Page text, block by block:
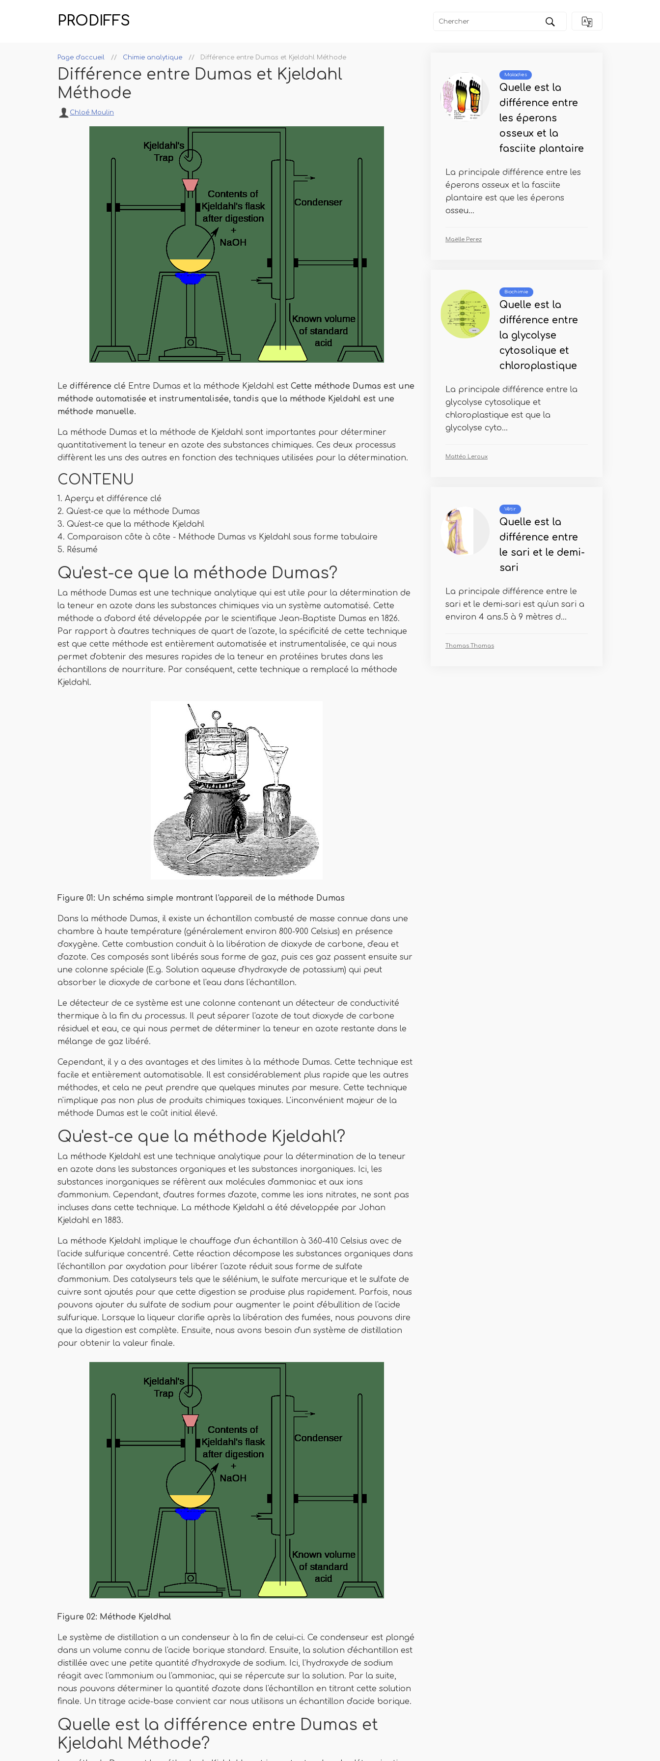
PRODIFFS
Page d'accueil Chimie analytique Différence entre Dumas et Kjeldahl Méthode
Différence entre Dumas et Kjeldahl
Méthode
Chloé Moulin
Le différence clé Entre Dumas et la méthode Kjeldahl est Cette méthode Dumas est une
méthode automatisée et instrumentalisée, tandis que la méthode Kjeldahl est une
méthode manuelle.
La méthode Dumas et la méthode de Kjeldahl sont importantes pour déterminer
quantitativement la teneur en azote des substances chimiques. Ces deux processus
diffèrent les uns des autres en fonction des techniques utilisées pour la détermination.
CONTENU
1. Aperçu et différence clé
2. Qu'est-ce que la méthode Dumas
3. Qu'est-ce que la méthode Kjeldahl
4. Comparaison côte à côte - Méthode Dumas vs Kjeldahl sous forme tabulaire
5. Résumé
Qu'est-ce que la méthode Dumas?
La méthode Dumas est une technique analytique qui est utile pour la détermination de
la teneur en azote dans les substances chimiques via un système automatisé. Cette
méthode a d'abord été développée par le scientifique Jean-Baptiste Dumas en 1826.
Par rapport à d'autres techniques de quart de l'azote, la spécificité de cette technique
est que cette méthode est entièrement automatisée et instrumentalisée, ce qui nous
permet d'obtenir des mesures rapides de la teneur en protéines brutes dans les
échantillons de nourriture. Par conséquent, cette technique a remplacé la méthode
Kjeldahl.
Figure 01: Un schéma simple montrant l'appareil de la méthode Dumas
Dans la méthode Dumas, il existe un échantillon combusté de masse connue dans une
chambre à haute température (généralement environ 800-900 Celsius) en présence
d'oxygène. Cette combustion conduit à la libération de dioxyde de carbone, d'eau et
d'azote. Ces composés sont libérés sous forme de gaz, puis ces gaz passent ensuite sur
une colonne spéciale (E.g. Solution aqueuse d'hydroxyde de potassium) qui peut
absorber le dioxyde de carbone et l'eau dans l'échantillon.
Le détecteur de ce système est une colonne contenant un détecteur de conductivité
thermique à la fin du processus. Il peut séparer l'azote de tout dioxyde de carbone
résiduel et eau, ce qui nous permet de déterminer la teneur en azote restante dans le
mélange de gaz libéré.
Cependant, il y a des avantages et des limites à la méthode Dumas. Cette technique est
facile et entièrement automatisable. Il est considérablement plus rapide que les autres
méthodes, et cela ne peut prendre que quelques minutes par mesure. Cette technique
n'implique pas non plus de produits chimiques toxiques. L'inconvénient majeur de la
méthode Dumas est le coût initial élevé.
Qu'est-ce que la méthode Kjeldahl?
La méthode Kjeldahl est une technique analytique pour la détermination de la teneur
en azote dans les substances organiques et les substances inorganiques. Ici, les
substances inorganiques se réfèrent aux molécules d'ammoniac et aux ions
d'ammonium. Cependant, d'autres formes d'azote, comme les ions nitrates, ne sont pas
incluses dans cette technique. La méthode Kjeldahl a été développée par Johan
Kjeldahl en 1883.
La méthode Kjeldahl implique le chauffage d'un échantillon à 360-410 Celsius avec de
l'acide sulfurique concentré. Cette réaction décompose les substances organiques dans
l'échantillon par oxydation pour libérer l'azote réduit sous forme de sulfate
d'ammonium. Des catalyseurs tels que le sélénium, le sulfate mercurique et le sulfate de
cuivre sont ajoutés pour que cette digestion se produise plus rapidement. Parfois, nous
pouvons ajouter du sulfate de sodium pour augmenter le point d'ébullition de l'acide
sulfurique. Lorsque la liqueur clarifie après la libération des fumées, nous pouvons dire
que la digestion est complète. Ensuite, nous avons besoin d'un système de distillation
pour obtenir la valeur finale.
Figure 02: Méthode Kjeldhal
Le système de distillation a un condenseur à la fin de celui-ci. Ce condenseur est plongé
dans un volume connu de l'acide borique standard. Ensuite, la solution d'échantillon est
distillée avec une petite quantité d'hydroxyde de sodium. Ici, l'hydroxyde de sodium
réagit avec l'ammonium ou l'ammoniac, qui se répercute sur la solution. Par la suite,
nous pouvons déterminer la quantité d'azote dans l'échantillon en titrant cette solution
finale. Un titrage acide-base convient car nous utilisons un échantillon d'acide borique.
Quelle est la différence entre Dumas et
Kjeldahl Méthode?
Maladies
Quelle est la
différence entre
les éperons
osseux et la
fasciite plantaire
La principale différence entre les
éperons osseux et la fasciite
plantaire est que les éperons
osseu...
Maëlle Perez
Biochimie
Quelle est la
différence entre
la glycolyse
cytosolique et
chloroplastique
La principale différence entre la
glycolyse cytosolique et
chloroplastique est que la
glycolyse cyto...
Mattéo Leroux
Vêtir
Quelle est la
différence entre
le sari et le demi-
sari
La principale différence entre le
sari et le demi-sari est qu'un sari a
environ 4 ans.5 à 9 mètres d...
Thomas Thomas